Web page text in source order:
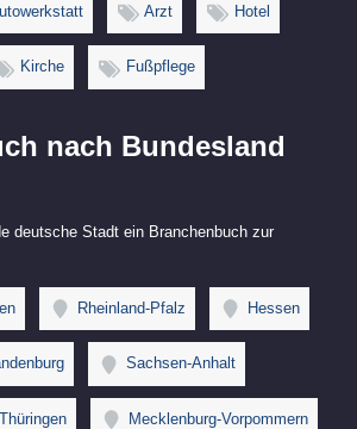
Arzt Hotel
Kirche Fußpflege
nach Bundesland
deutsche Stadt ein Branchenbuch zur
Rheinland-Pfalz Hessen
Sachsen-Anhalt
Thüringen Mecklenburg-Vorpommern